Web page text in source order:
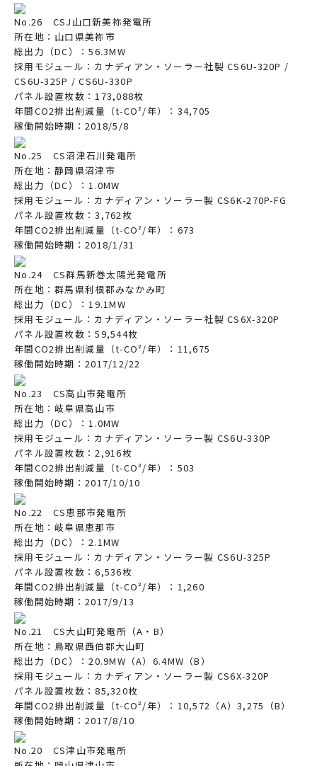
No.26 CSJ山口新美祢発電所
所在地：山口県美祢市
総出力（DC）：56.3MW
採用モジュール：カナディアン・ソーラー社製 CS6U-320P /
CS6U-325P / CS6U-330P
パネル設置枚数：173,088枚
年間CO2排出削減量（t-CO²/年）：34,705
稼働開始時期：2018/5/8
No.25 CS沼津石川発電所
所在地：静岡県沼津市
総出力（DC）：1.0MW
採用モジュール：カナディアン・ソーラー製 CS6K-270P-FG
パネル設置枚数：3,762枚
年間CO2排出削減量（t-CO²/年）：673
稼働開始時期：2018/1/31
No.24 CS群馬新巻太陽光発電所
所在地：群馬県利根郡みなかみ町
総出力（DC）：19.1MW
採用モジュール：カナディアン・ソーラー社製 CS6X-320P
パネル設置枚数：59,544枚
年間CO2排出削減量（t-CO²/年）：11,675
稼働開始時期：2017/12/22
No.23 CS高山市発電所
所在地：岐阜県高山市
総出力（DC）：1.0MW
採用モジュール：カナディアン・ソーラー製 CS6U-330P
パネル設置枚数：2,916枚
年間CO2排出削減量（t-CO²/年）：503
稼働開始時期：2017/10/10
No.22 CS恵那市発電所
所在地：岐阜県恵那市
総出力（DC）：2.1MW
採用モジュール：カナディアン・ソーラー製 CS6U-325P
パネル設置枚数：6,536枚
年間CO2排出削減量（t-CO²/年）：1,260
稼働開始時期：2017/9/13
No.21 CS大山町発電所（A・B）
所在地：鳥取県西伯郡大山町
総出力（DC）：20.9MW（A）6.4MW（B）
採用モジュール：カナディアン・ソーラー製 CS6X-320P
パネル設置枚数：85,320枚
年間CO2排出削減量（t-CO²/年）：10,572（A）3,275（B）
稼働開始時期：2017/8/10
No.20 CS津山市発電所